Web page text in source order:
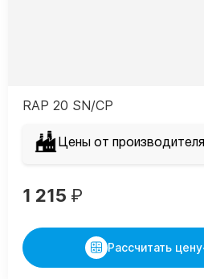
RAP 20 SN/CP
Цены от производителя
1 215 ₽
Рассчитать цену